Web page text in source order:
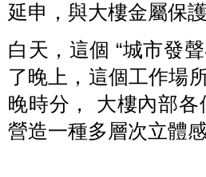
延申，與大樓金屬保
白天，這個 “城市發
了晚上，這個工作場
晚時分， 大樓內部
營造一種多層次立體